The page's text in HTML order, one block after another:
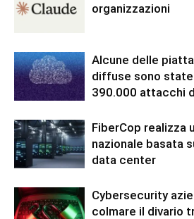
organizzazioni
Alcune delle
diffuse sono
390.000 attacchi
FiberCop realizza
nazionale basata
data center
Cybersecurity
colmare il divario